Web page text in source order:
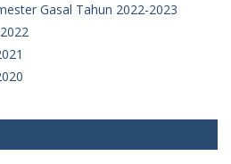
Gasal Tahun 2022-2023